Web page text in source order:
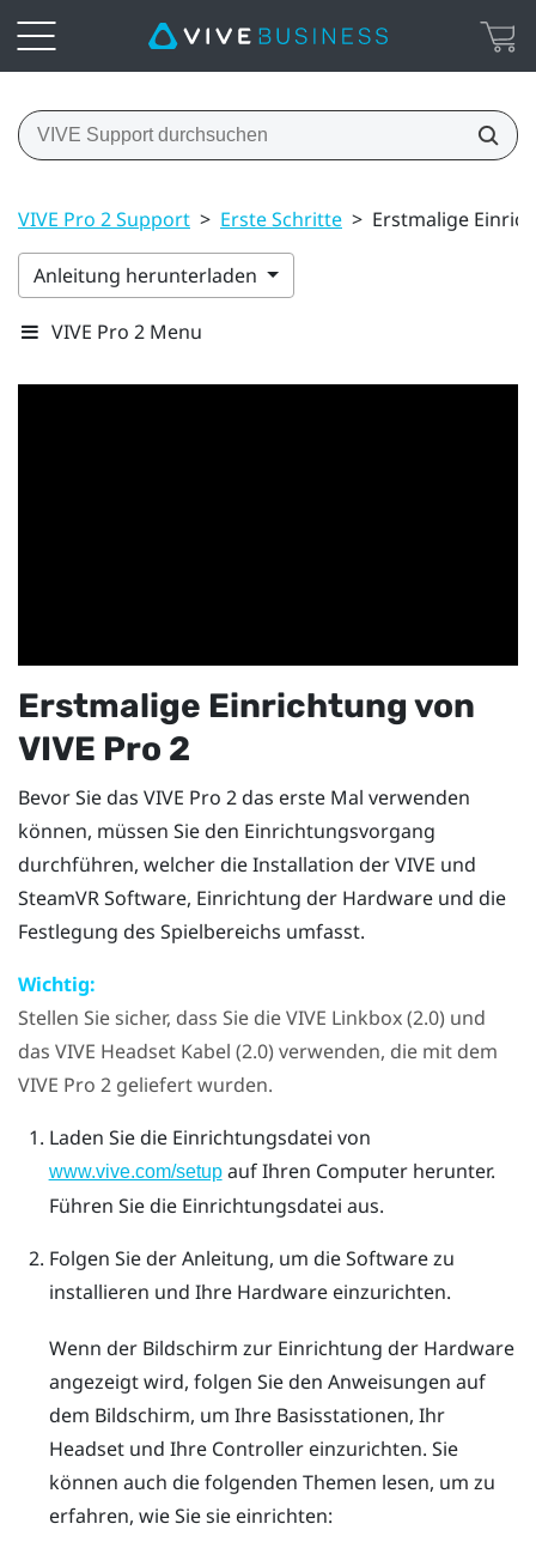
VIVE Pro 2 Support > Erste Schritte > Erstmalige
Anleitung herunterladen
VIVE Pro 2 Menu
Erstmalige Einrichtung von
VIVE Pro 2
Bevor Sie das VIVE Pro 2das erste Mal verwenden
können, müssen Sie den Einrichtungsvorgang
durchführen, welcher die Installation derVIVE und
SteamVRSoftware, Einrichtung der Hardware und die
Festlegung des Spielbereichs umfasst.
Wichtig:
Stellen Sie sicher, dass Sie dieVIVE Linkbox (2.0) und
das VIVE Headset Kabel (2.0) verwenden, die mit dem
VIVE Pro 2 geliefert wurden.
Laden Sie die Einrichtungsdatei von
www.vive.com/setupauf Ihren Computer herunter.
Führen Sie die Einrichtungsdatei aus.
Folgen Sie der Anleitung, um die Software zu
installieren und Ihre Hardware einzurichten.
Wenn der Bildschirm zur Einrichtung der Hardware
angezeigt wird, folgen Sie den Anweisungen auf
dem Bildschirm, um Ihre Basisstationen, Ihr
Headset und Ihre Controller einzurichten. Sie
können auch die folgenden Themen lesen, um zu
erfahren, wie Sie sie einrichten: